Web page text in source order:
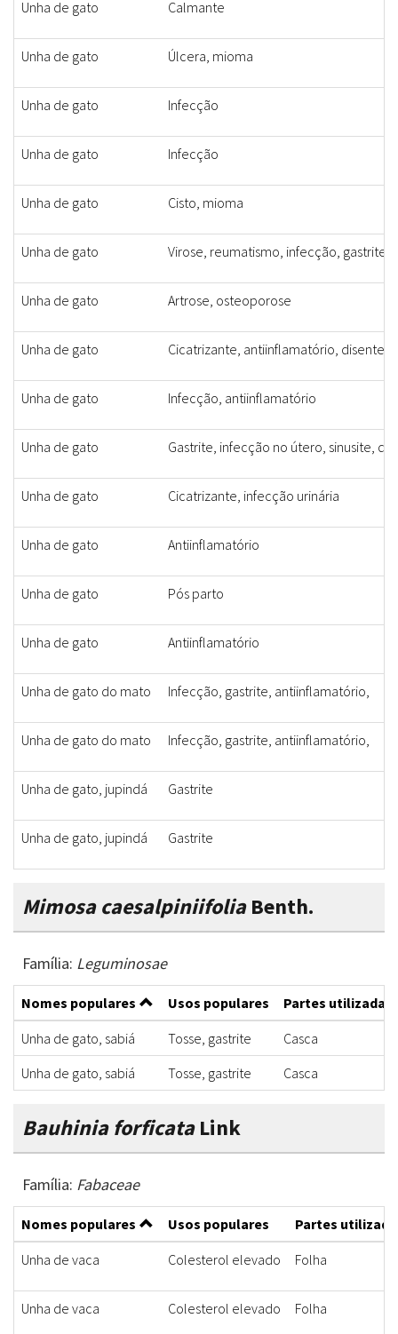
Unha de gato Calmante
Unha de gato Úlcera, mioma
Unha de gato Infecção
Unha de gato Infecção
Unha de gato Cisto, mioma
Unha de gato Virose, reumatismo, infecção, gastrite
Unha de gato Artrose, osteoporose
Unha de gato Cicatrizante, antiinflamatório,
Unha de gato Infecção, antiinflamatório
Unha de gato Gastrite, infecção no útero, sinusite,
Unha de gato Cicatrizante, infecção urinária
Unha de gato Antiinflamatório
Unha de gato Pós parto
Unha de gato Antiinflamatório
Unha de gato do mato Infecção, gastrite, antiinflamatório,
Unha de gato do mato Infecção, gastrite, antiinflamatório,
Unha de gato, jupindá Gastrite
Unha de gato, jupindá Gastrite
Mimosa caesalpiniifoliaBenth.
Família: Leguminosae
Nomes populares Usos populares
Partes utilizadas
Unha de gato, sabiá
Tosse, gastrite
Casca
Unha de gato, sabiá
Tosse, gastrite Casca
Bauhinia forficataLink
Família: Fabaceae
Nomes populares Usos populares
Partes
Unha de vaca
Colesterol elevado Folha
Unha de vaca Colesterol elevado Folha